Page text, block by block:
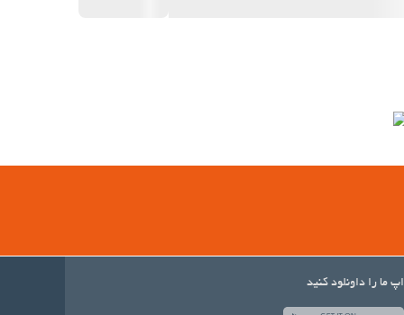
اپ ما را داونلود کنید